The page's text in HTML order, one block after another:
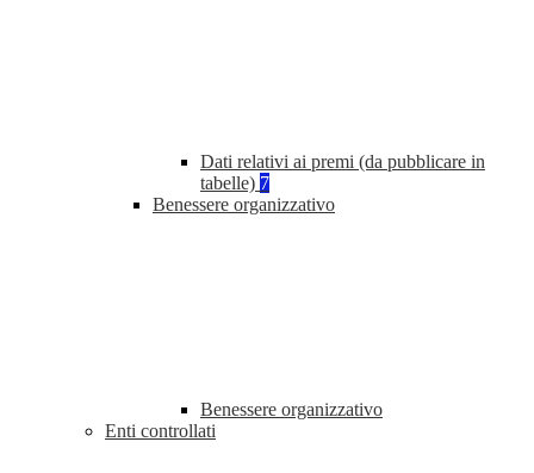
Dati relativi ai premi (da pubblicare in
tabelle) 7
Benessere organizzativo
Benessere organizzativo
Enti controllati